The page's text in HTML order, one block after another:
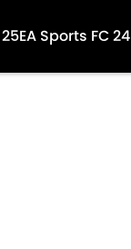
EA Sports FC 24